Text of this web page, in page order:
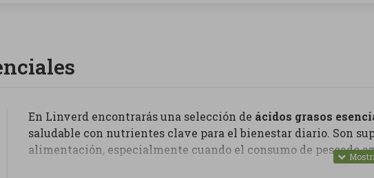
En Linverd encontrarás una selección de ácidos grasos
saludable con nutrientes clave para el bienestar diario. Son
alimentación, especialmente cuando el consumo de pescado